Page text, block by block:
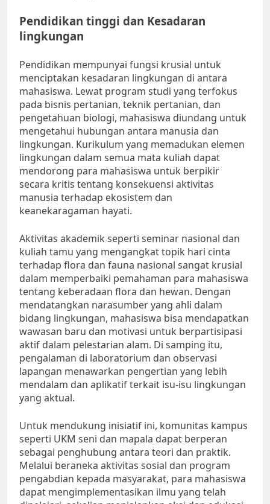
Pendidikan tinggi dan Kesadaran
lingkungan
Pendidikan mempunyai fungsi krusial untuk
menciptakan kesadaran lingkungan di antara
mahasiswa. Lewat program studi yang terfokus
pada bisnis pertanian, teknik pertanian, dan
pengetahuan biologi, mahasiswa diundang untuk
mengetahui hubungan antara manusia dan
lingkungan. Kurikulum yang memadukan elemen
lingkungan dalam semua mata kuliah dapat
mendorong para mahasiswa untuk berpikir
secara kritis tentang konsekuensi aktivitas
manusia terhadap ekosistem dan
keanekaragaman hayati.
Aktivitas akademik seperti seminar nasional dan
kuliah tamu yang mengangkat topik hari cinta
terhadap flora dan fauna nasional sangat krusial
dalam memperbaiki pemahaman para mahasiswa
tentang keberadaan flora dan hewan. Dengan
mendatangkan narasumber yang ahli dalam
bidang lingkungan, mahasiswa bisa mendapatkan
wawasan baru dan motivasi untuk berpartisipasi
aktif dalam pelestarian alam. Di samping itu,
pengalaman di laboratorium dan observasi
lapangan menawarkan pengertian yang lebih
mendalam dan aplikatif terkait isu-isu lingkungan
yang aktual.
Untuk mendukung inisiatif ini, komunitas kampus
seperti UKM seni dan mapala dapat berperan
sebagai penghubung antara teori dan praktik.
Melalui beraneka aktivitas sosial dan program
pengabdian kepada masyarakat, para mahasiswa
dapat mengimplementasikan ilmu yang telah